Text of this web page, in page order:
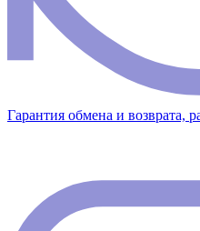
Гарантия обмена и возврата,